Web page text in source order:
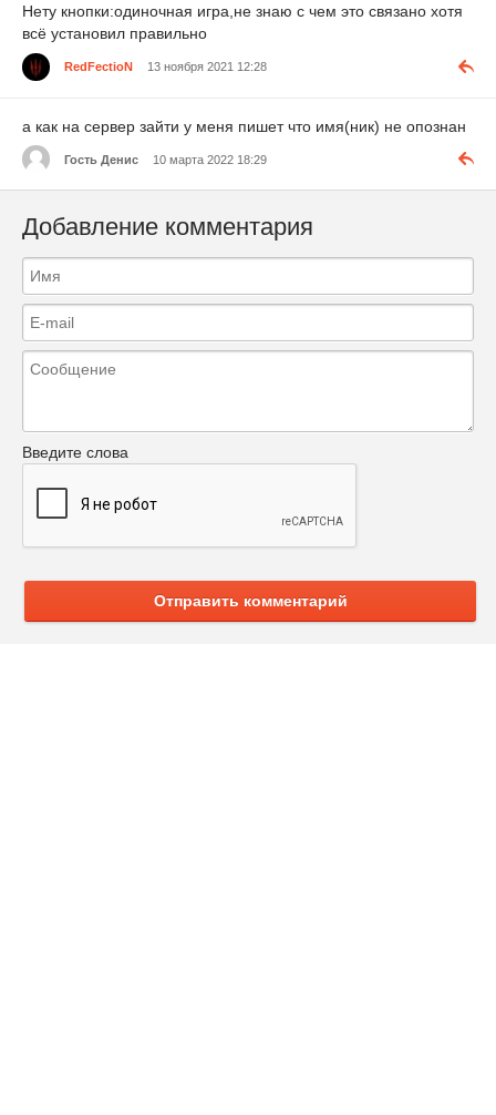
Нету кнопки:одиночная игра,не знаю с чем это связано хотя
всё установил правильно
RedFectioN 13 ноября 2021 12:28
а как на сервер зайти у меня пишет что имя(ник) не опознан
Гость Денис 10 марта 2022 18:29
Добавление комментария
Введите слова
Отправить комментарий